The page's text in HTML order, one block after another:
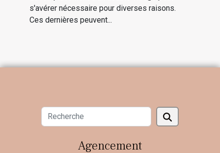
s'avérer nécessaire pour diverses raisons.
Ces dernières peuvent...
Agencement